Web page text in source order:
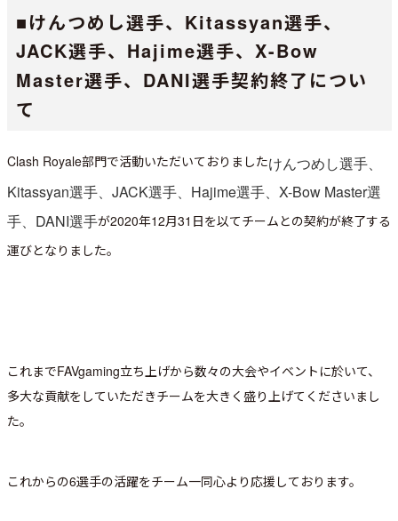
■けんつめし選手、Kitassyan選手、
JACK選手、Hajime選手、X-Bow
Master選手、DANI選手契約終了につい
て
Clash Royale部門で活動いただいておりましたけんつめし選手、
Kitassyan選手、JACK選手、Hajime選手、X-Bow Master選
手、DANI選手が2020年12月31日を以てチームとの契約が終了する
運びとなりました。
これまでFAVgaming立ち上げから数々の大会やイベントに於いて、
多大な貢献をしていただきチームを大きく盛り上げてくださいまし
た。
これからの6選手の活躍をチーム一同心より応援しております。